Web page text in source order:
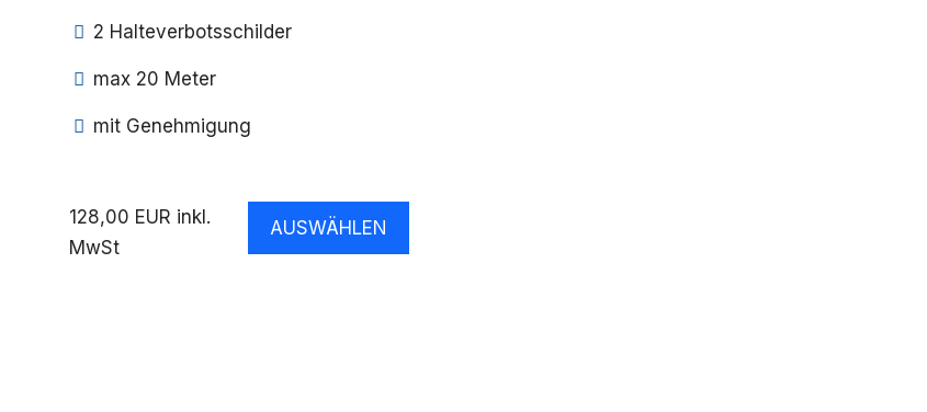
2 Halteverbotsschilder
max 20 Meter
mit Genehmigung
128,00 EUR inkl.
MwSt
AUSWÄHLEN